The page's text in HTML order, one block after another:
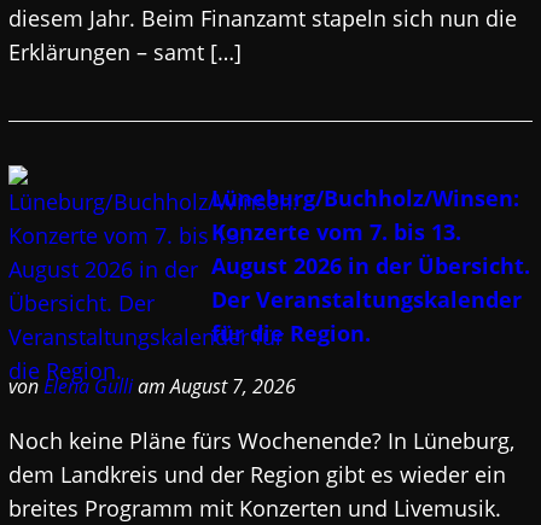
diesem Jahr. Beim Finanzamt stapeln sich nun die
Erklärungen – samt […]
Lüneburg/Buchholz/Winsen:
Konzerte vom 7. bis 13.
August 2026 in der Übersicht.
Der Veranstaltungskalender
für die Region.
vonElena Gulliam August 7, 2026
Noch keine Pläne fürs Wochenende? In Lüneburg,
dem Landkreis und der Region gibt es wieder ein
breites Programm mit Konzerten und Livemusik.